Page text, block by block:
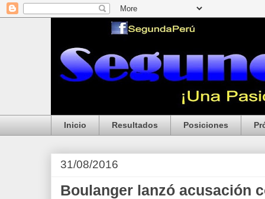
Inicio Resultados Posiciones
31/08/2016
Boulanger lanzó acusación